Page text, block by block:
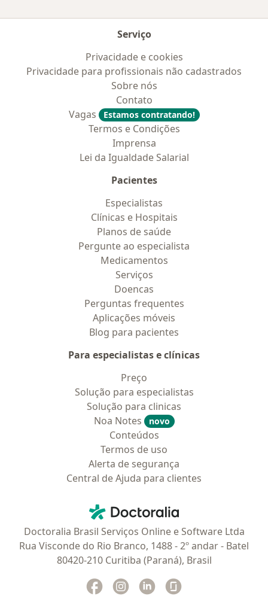
Serviço
Privacidade e cookies
Privacidade para profissionais não cadastrados
Sobre nós
Contato
Vagas
Estamos contratando!
Termos e Condições
Imprensa
Lei da Igualdade Salarial
Pacientes
Especialistas
Clínicas e Hospitais
Planos de saúde
Pergunte ao especialista
Medicamentos
Serviços
Doencas
Perguntas frequentes
Aplicações móveis
Blog para pacientes
Para especialistas e clínicas
Preço
Solução para especialistas
Solução para clinicas
Noa Notes
novo
Conteúdos
Termos de uso
Alerta de segurança
Central de Ajuda para clientes
Doctoralia - Homepage
Doctoralia Brasil Serviços Online e Software Ltda
Rua Visconde do Rio Branco, 1488 - 2º andar - Batel
80420-210 Curitiba (Paraná), Brasil
Facebook
abre num novo separador
Instagram
abre num novo separador
Linkedin
abre num novo